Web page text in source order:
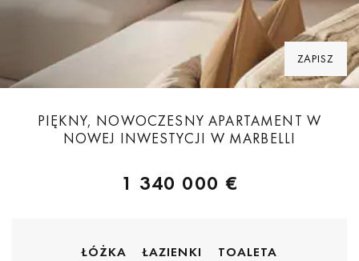
ZAPISZ
PIĘKNY, NOWOCZESNY APARTAMENT W
NOWEJ INWESTYCJI W MARBELLI
1 340 000 €
ŁÓŻKA
ŁAZIENKI
TOALETA